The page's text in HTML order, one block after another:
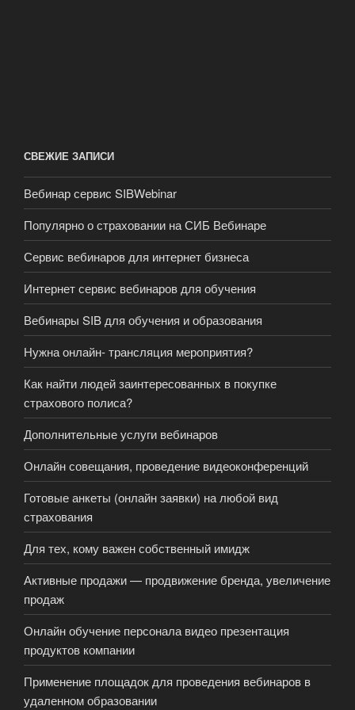
СВЕЖИЕ ЗАПИСИ
Вебинар сервис SIBWebinar
Популярно о страховании на СИБ Вебинаре
Сервис вебинаров для интернет бизнеса
Интернет сервис вебинаров для обучения
Вебинары SIB для обучения и образования
Нужна онлайн- трансляция мероприятия?
Как найти людей заинтересованных в покупке
страхового полиса?
Дополнительные услуги вебинаров
Онлайн совещания, проведение видеоконференций
Готовые анкеты (онлайн заявки) на любой вид
страхования
Для тех, кому важен собственный имидж
Активные продажи — продвижение бренда, увеличение
продаж
Онлайн обучение персонала видео презентация
продуктов компании
Применение площадок для проведения вебинаров в
удаленном образовании